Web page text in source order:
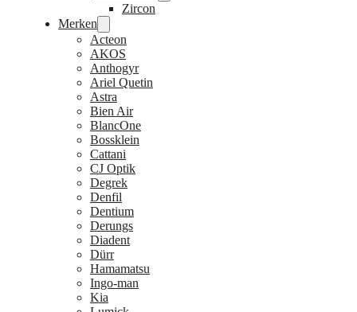
Zircon
Merken
Acteon
AKOS
Anthogyr
Ariel Quetin
Astra
Bien Air
BlancOne
Bossklein
Cattani
CJ Optik
Degrek
Denfil
Dentium
Derungs
Diadent
Dürr
Hamamatsu
Ingo-man
Kia